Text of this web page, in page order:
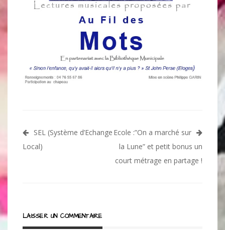
Navigation
de
SEL (Système d’Echange
Local)
Ecole :”On a marché sur
la Lune” et petit bonus un
court métrage en partage !
LAISSER UN COMMENTAIRE